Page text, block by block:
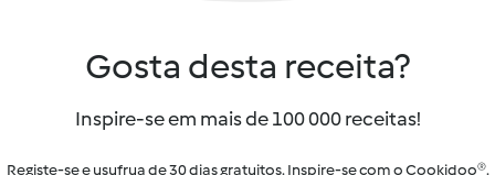
Gosta desta receita?
Inspire-se em mais de 100 000 receitas!
Registe-se e usufrua de 30 dias gratuitos. Inspire-se com o Cookidoo®.